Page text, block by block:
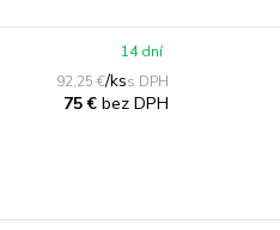
92,25 €/ks
75 €bez DPH
14 dní